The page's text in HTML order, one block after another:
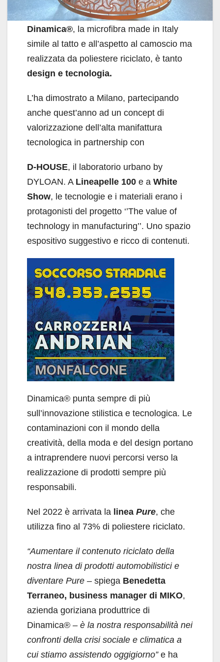
Dinamica®, la microfibra made in Italy
simile al tatto e all’aspetto al camoscio ma
realizzata da poliestere riciclato, è tanto
design e tecnologia.
L’ha dimostrato a Milano, partecipando
anche quest’anno ad un concept di
valorizzazione dell’alta manifattura
tecnologica in partnership con
D-HOUSE, il laboratorio urbano by
DYLOAN. A Lineapelle 100 e a White
Show, le tecnologie e i materiali erano i
protagonisti del progetto ‘’The value of
technology in manufacturing’’. Uno spazio
espositivo suggestivo e ricco di contenuti.
Dinamica® punta sempre di più
sull’innovazione stilistica e tecnologica. Le
contaminazioni con il mondo della
creatività, della moda e del design portano
a intraprendere nuovi percorsi verso la
realizzazione di prodotti sempre più
responsabili.
Nel 2022 è arrivata la linea Pure, che
utilizza fino al 73% di poliestere riciclato.
“Aumentare il contenuto riciclato della
nostra linea di prodotti automobilistici e
diventare Pure – spiega Benedetta
Terraneo, business manager di MIKO,
azienda goriziana produttrice di
Dinamica® – è la nostra responsabilità nei
confronti della crisi sociale e climatica a
cui stiamo assistendo oggigiorno” e ha